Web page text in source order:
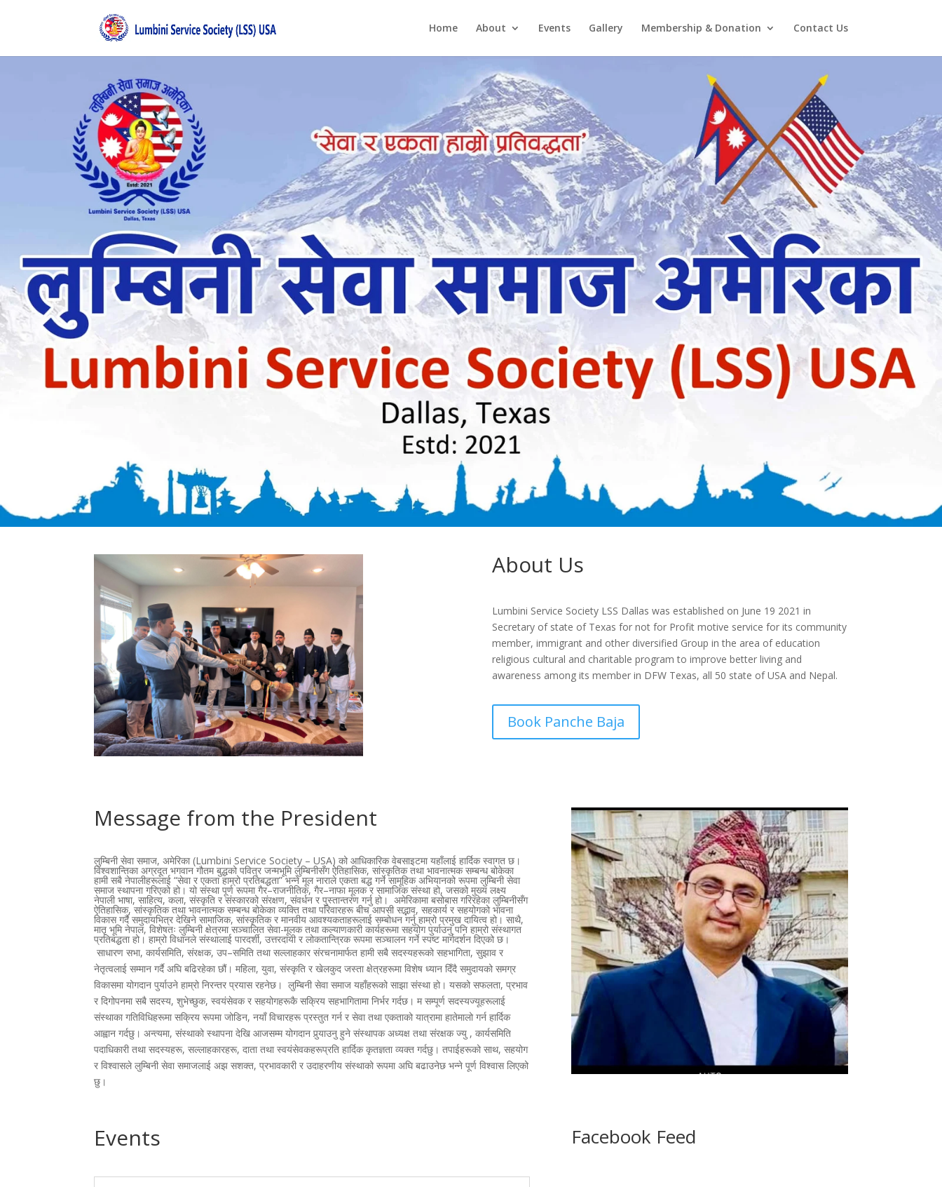
Home About Events Gallery Membership & Donation Contact Us
About Us
Lumbini Service Society LSS Dallas was established on June 19 2021 in
Secretary of state of Texas for not for Profit motive service for its community
member, immigrant and other diversified Group in the area of education
religious cultural and charitable program to improve better living and
awareness among its member in DFW Texas, all 50 state of USA and Nepal.
Book Panche Baja
Message from the President
लुम्बिनी सेवा समाज, अमेरिका (Lumbini Service Society – USA) को आधिकारिक वेबसाइटमा यहाँलाई हार्दिक स्वागत छ।
विश्वशान्तिका अग्रदूत भगवान गौतम बुद्धको पवित्र जन्मभूमि लुम्बिनीसँग ऐतिहासिक, सांस्कृतिक तथा भावनात्मक सम्बन्ध बोकेका
हामी सबै नेपालीहरूलाई “सेवा र एकता हाम्रो प्रतिबद्धता” भन्ने मूल नाराले एकता बद्ध गर्ने सामूहिक अभियानको रूपमा लुम्बिनी सेवा
समाज स्थापना गरिएको हो। यो संस्था पूर्ण रूपमा गैर–राजनीतिक, गैर–नाफा मूलक र सामाजिक संस्था हो, जसको मुख्य लक्ष्य
नेपाली भाषा, साहित्य, कला, संस्कृति र संस्कारको संरक्षण, संवर्धन र पुस्तान्तरण गर्नु हो। अमेरिकामा बसोबास गरिरहेका लुम्बिनीसँग
ऐतिहासिक, सांस्कृतिक तथा भावनात्मक सम्बन्ध बोकेका व्यक्ति तथा परिवारहरू बीच आपसी सद्भाव, सहकार्य र सहयोगको भावना
विकास गर्दै समुदायभित्र देखिने सामाजिक, सांस्कृतिक र मानवीय आवश्यकताहरूलाई सम्बोधन गर्नु हाम्रो प्रमुख दायित्व हो। साथै,
मातृ भूमि नेपाल, विशेषतः लुम्बिनी क्षेत्रमा सञ्चालित सेवा-मूलक तथा कल्याणकारी कार्यहरूमा सहयोग पुर्याउनु पनि हाम्रो संस्थागत
प्रतिबद्धता हो। हाम्रो विधानले संस्थालाई पारदर्शी, उत्तरदायी र लोकतान्त्रिक रूपमा सञ्चालन गर्ने स्पष्ट मार्गदर्शन दिएको छ।
साधारण सभा, कार्यसमिति, संरक्षक, उप–समिति तथा सल्लाहकार संरचनामार्फत हामी सबै सदस्यहरूको सहभागिता, सुझाव र
नेतृत्वलाई सम्मान गर्दै अघि बढिरहेका छौं। महिला, युवा, संस्कृति र खेलकुद जस्ता क्षेत्रहरूमा विशेष ध्यान दिँदै समुदायको समग्र
विकासमा योगदान पुर्याउने हाम्रो निरन्तर प्रयास रहनेछ। लुम्बिनी सेवा समाज यहाँहरूको साझा संस्था हो। यसको सफलता, प्रभाव
र दिगोपनमा सबै सदस्य, शुभेच्छुक, स्वयंसेवक र सहयोगहरूकै सक्रिय सहभागितामा निर्भर गर्दछ। म सम्पूर्ण सदस्यज्यूहरूलाई
संस्थाका गतिविधिहरूमा सक्रिय रूपमा जोडिन, नयाँ विचारहरू प्रस्तुत गर्न र सेवा तथा एकताको यात्रामा हातेमालो गर्न हार्दिक
आह्वान गर्दछु। अन्त्यमा, संस्थाको स्थापना देखि आजसम्म योगदान पुर्‍याउनु हुने संस्थापक अध्यक्ष तथा संरक्षक ज्यु , कार्यसमिति
पदाधिकारी तथा सदस्यहरू, सल्लाहकारहरू, दाता तथा स्वयंसेवकहरूप्रति हार्दिक कृतज्ञता व्यक्त गर्दछु। तपाईहरूको साथ, सहयोग
र विश्वासले लुम्बिनी सेवा समाजलाई अझ सशक्त, प्रभावकारी र उदाहरणीय संस्थाको रूपमा अघि बढाउनेछ भन्ने पूर्ण विश्वास लिएको
छु।
Events Facebook Feed